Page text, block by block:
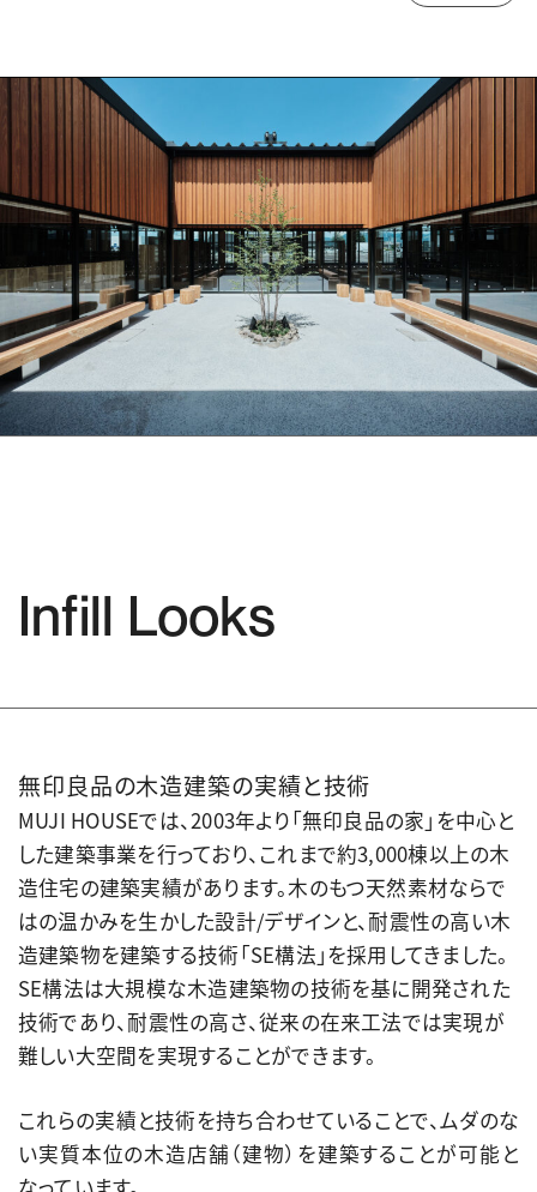
Infill Looks
無印良品の木造建築の実績と技術
MUJI HOUSEでは、2003年より「無印良品の家」を中心と
した建築事業を行っており、これまで約3,000棟以上の木
造住宅の建築実績があります。木のもつ天然素材ならで
はの温かみを生かした設計/デザインと、耐震性の高い木
造建築物を建築する技術「SE構法」を採用してきました。
SE構法は大規模な木造建築物の技術を基に開発された
技術であり、耐震性の高さ、従来の在来工法では実現が
難しい大空間を実現することができます。
これらの実績と技術を持ち合わせていることで、ムダのな
い実質本位の木造店舗（建物）を建築することが可能と